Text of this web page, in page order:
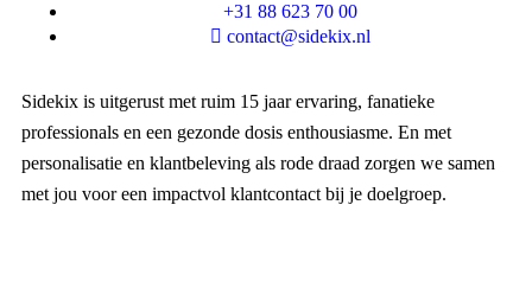
+31 88 623 70 00
contact@sidekix.nl
Sidekix is uitgerust met ruim 15 jaar ervaring, fanatieke
professionals en een gezonde dosis enthousiasme. En met
personalisatie en klantbeleving als rode draad zorgen we samen
met jou voor een impactvol klantcontact bij je doelgroep.